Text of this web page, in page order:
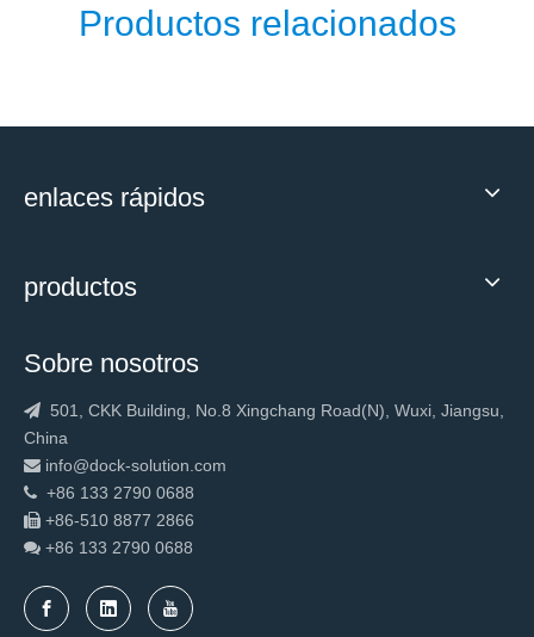
Productos relacionados
enlaces rápidos
productos
Sobre nosotros
 501, CKK Building, No.8 Xingchang Road(N), Wuxi, Jiangsu,
China
 info@dock-solution.com
 +86 133 2790 0688
 +86-510 8877 2866
 +86 133 2790 0688